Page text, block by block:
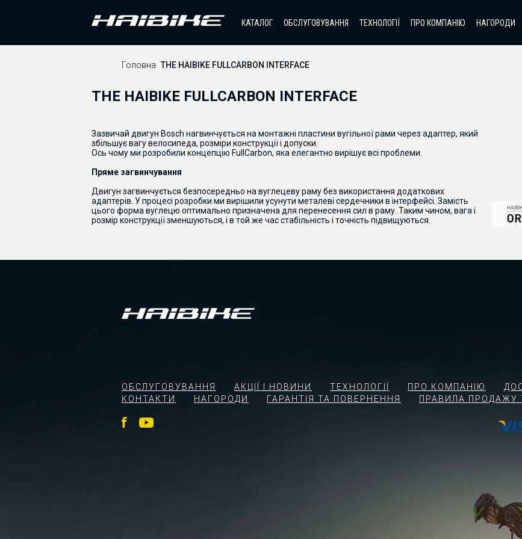
КАТАЛОГ ОБСЛУГОВУВАННЯ ТЕХНОЛОГІЇ ПРО КОМПАНІЮ НАГОРОДИ
Головна THE HAIBIKE FULLCARBON INTERFACE
THE HAIBIKE FULLCARBON INTERFACE
Зазвичай двигун Bosch нагвинчується на монтажні пластини вугільної рами через адаптер, який
збільшує вагу велосипеда, розміри конструкції і допуски.
Ось чомуми розробили концепцію FullCarbon, яка елегантно вирішуєвсі проблеми
Пряме загвинчування
Двигун загвинчується безпосередньо на вуглецевурамубез використання додаткових
адаптерів Упроцесі розробки ми вирішили усунути металеві сердечники в інтерфейсі Замість
цього форма вуглецю оптимально призначена для перенесення сил в раму Таким чином, вага і
розмір конструкціїзменшуються, і в той же часстабільність і точність підвищуються.
ОБСЛУГОВУВАННЯ АКЦІЇ І НОВИНИ ТЕХНОЛОГІЇ ПРО КОМПАНІЮ
КОНТАКТИ
НАГОРОДИ ГАРАНТІЯ ТА ПОВЕРНЕННЯ ПРАВИЛА ПРОДАЖУ